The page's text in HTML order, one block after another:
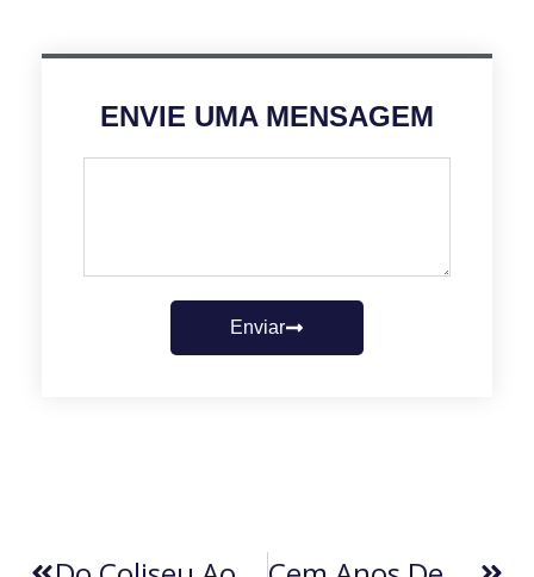
ENVIE UMA MENSAGEM
Enviar